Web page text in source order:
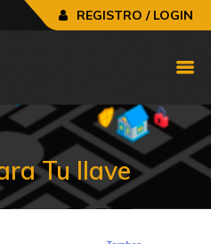
REGISTRO / LOGIN
Tu llave